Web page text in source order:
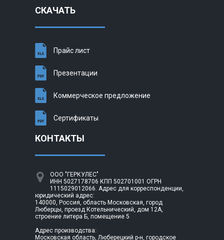
СКАЧАТЬ
Прайс лист
Презентации
Коммерческое предложение
Сертификаты
КОНТАКТЫ
ООО "ГЕРКУЛЕС"
ИНН 5027178706 КПП 502701001 ОГРН
1115029012066. Адрес для корреспонденции,
юридический адрес:
140000, Россия, область Московская, город
Люберцы, проезд Котельнический, дом 12А,
строение литера Б, помещение 5
Адрес производства:
Московская область, Люберецкий р-н, городское